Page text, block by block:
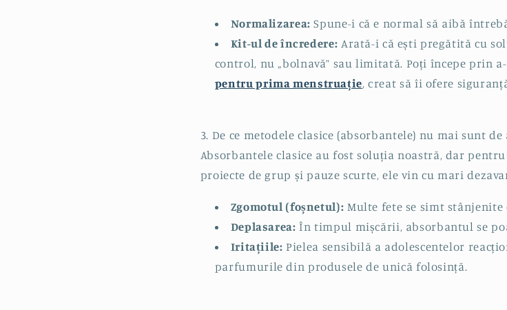
Normalizarea: Spune-i că e normal să aibă
Kit-ul de încredere: Arată-i că ești pregătită cu
control, nu „bolnavă” sau limitată. Poți începe prin
pentru prima menstruație, creat să îi ofere
3. De ce metodele clasice (absorbantele) nu mai sunt de
Absorbantele clasice au fost soluția noastră, dar
proiecte de grup și pauze scurte, ele vin cu mari
Zgomotul (foșnetul): Multe fete se simt
Deplasarea: În timpul mișcării, absorbantul se
Iritațiile: Pielea sensibilă a adolescentelor
parfumurile din produsele de unică folosință.